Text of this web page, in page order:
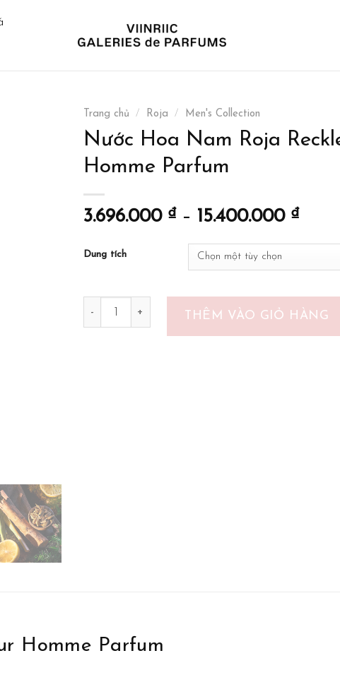
Trang chủ / Roja / Men's Collection
Nước Hoa Nam Roja
Homme Parfum
3.696.000 ₫ – 15.400.000 ₫
Dung tích
Nước Hoa Nam Roja Reckless Pour Homme
THÊM VÀO GIỎ HÀNG
Homme Parfum